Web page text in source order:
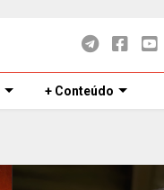
+ Conteúdo